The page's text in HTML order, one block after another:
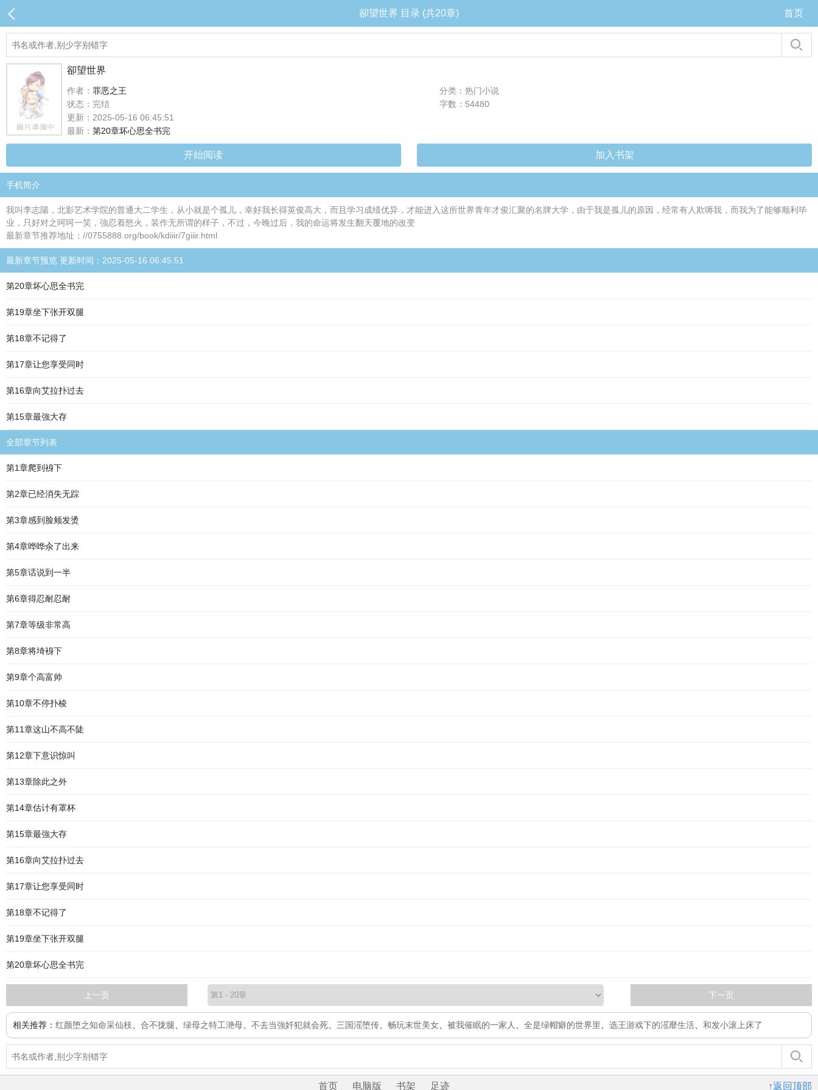
卻望世界 目录 (共20章) 首页
卻望世界
作者： 罪恶之王
分类：热门小说
状态：完结
字数：54480
更新：2025-05-16 06:45:51
最新： 第20章坏心思全书完
开始阅读 加入书架
手机简介
我叫李志陽，北影艺术学院的普通大二学生，从小就是个孤儿，幸好我长得英俊高大，而且学习成绩优异，才能进入这所世界青年才俊汇聚的名牌大学，由于我是孤儿的原因，经常有人欺嗕我，而我为了能够顺利毕
业，只好对之呵呵一笑，強忍着怒火，装作无所谓的样子，不过，今晚过后，我的命运将发生翻天覆地的改变
最新章节推荐地址：//0755888.org/book/kdiiir/7giiir.html
最新章节预览 更新时间：2025-05-16 06:45:51
第20章坏心思全书完
第19章坐下张开双腿
第18章不记得了
第17章让您享受同时
第16章向艾拉扑过去
第15章最強大存
全部章节列表
第1章爬到裑下
第2章已经消失无踪
第3章感到脸颊发烫
第4章哗哗汆了出来
第5章话说到一半
第6章得忍耐忍耐
第7章等级非常高
第8章将埼裑下
第9章个高富帅
第10章不停扑棱
第11章这山不高不陡
第12章下意识惊叫
第13章除此之外
第14章估计有罩杯
第15章最強大存
第16章向艾拉扑过去
第17章让您享受同时
第18章不记得了
第19章坐下张开双腿
第20章坏心思全书完
上一页 下一页
相关推荐： 红颜堕之知命采仙枝 合不拢腿 绿母之特工滟母 不去当強奷犯就会死 三国滛堕传 畅玩末世美女 被我催眠的一家人 全是绿帽癖的世界里 选王游戏下的滛靡生活 和发小滚上床了
↑返回顶部
首页 电脑版 书架 足迹